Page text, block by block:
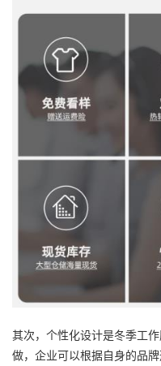
其次，个性化设计是冬季工
做，企业可以根据自身的品